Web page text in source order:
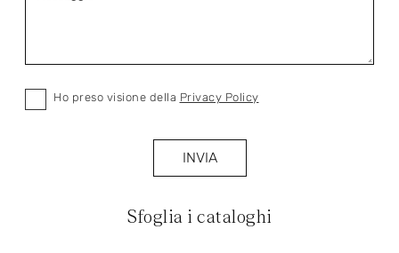
Sfoglia i cataloghi
Ho preso visione della Privacy Policy
INVIA